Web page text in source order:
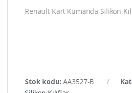
Renault Kart Kumanda Silikon
Stok kodu:AA3527-B